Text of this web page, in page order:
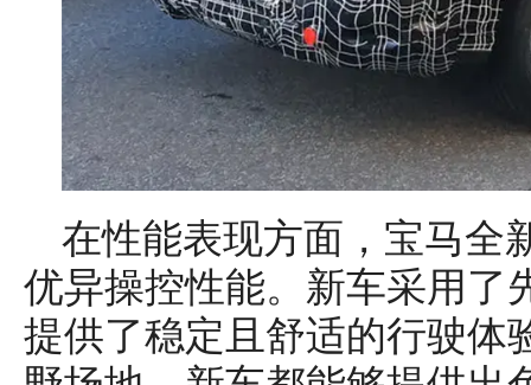
在性能表现方面，宝马全
优异操控性能。新车采用了
提供了稳定且舒适的行驶体